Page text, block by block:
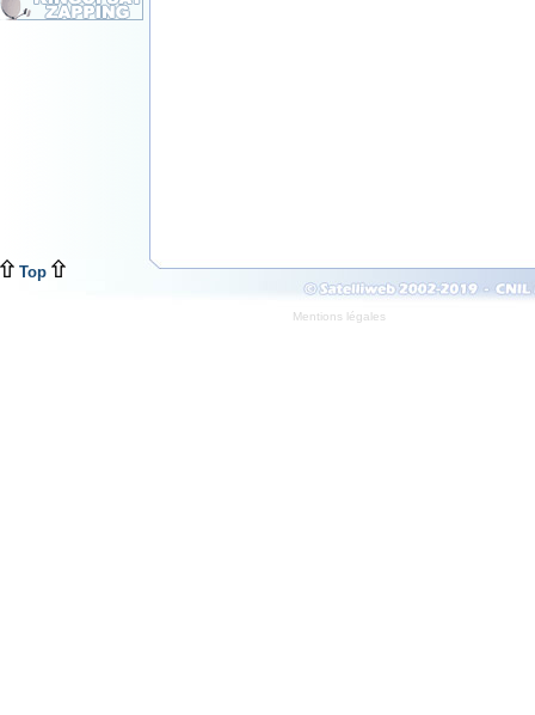
Top
Mentions légales